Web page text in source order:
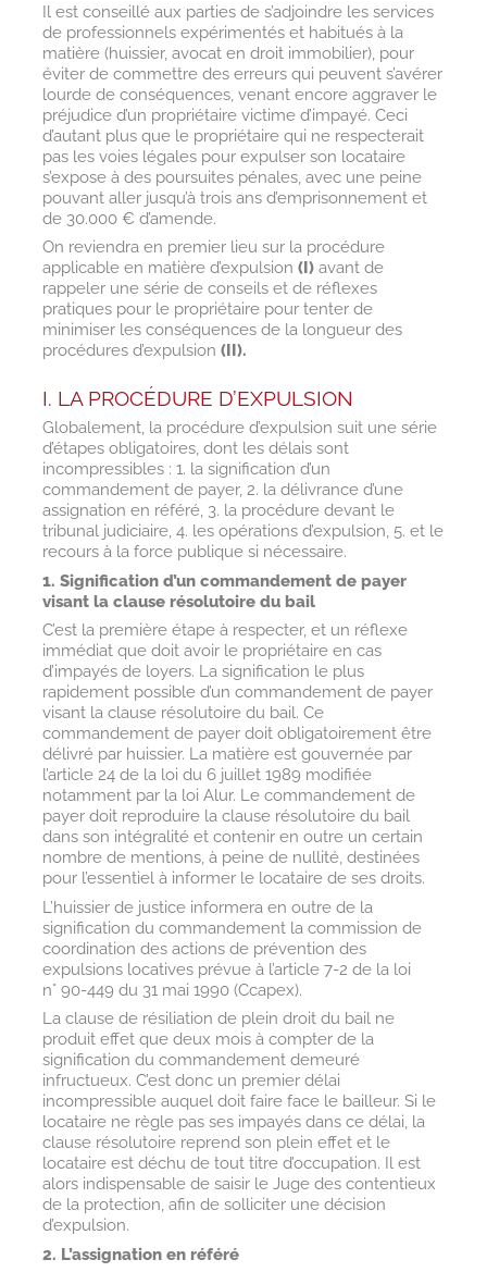
Il est conseillé aux parties de s’adjoindre les services
de professionnels expérimentés et habitués à la
matière (huissier, avocat en droit immobilier), pour
éviter de commettre des erreurs qui peuvent s’avérer
lourde de conséquences, venant encore aggraver le
préjudice d’un propriétaire victime d’impayé. Ceci
d’autant plus que le propriétaire qui ne respecterait
pas les voies légales pour expulser son locataire
s’expose à des poursuites pénales, avec une peine
pouvant aller jusqu’à trois ans d’emprisonnement et
de 30.000 € d’amende.
On reviendra en premier lieu sur la procédure
applicable en matière d’expulsion (I)avant de
rappeler une série de conseils et de réflexes
pratiques pour le propriétaire pour tenter de
minimiser les conséquences de la longueur des
procédures d’expulsion (II).
I. LA PROCÉDURE D’EXPULSION
Globalement, la procédure d’expulsion suit une série
d’étapes obligatoires, dont les délais sont
incompressibles : 1. la signification d’un
commandement de payer, 2. la délivrance d’une
assignation en référé, 3. la procédure devant le
tribunal judiciaire, 4. les opérations d’expulsion, 5. et le
recours à la force publique si nécessaire.
1. Signification d’un commandement de payer
visant la clause résolutoire du bail
C’est la première étape à respecter, et un réflexe
immédiat que doit avoir le propriétaire en cas
d’impayés de loyers. La signification le plus
rapidement possible d’un commandement de payer
visant la clause résolutoire du bail. Ce
commandement de payer doit obligatoirement être
délivré par huissier. La matière est gouvernée par
l’article 24 de la loi du 6 juillet 1989 modifiée
notamment par la loi Alur. Le commandement de
payer doit reproduire la clause résolutoire du bail
dans son intégralité et contenir en outre un certain
nombre de mentions, à peine de nullité, destinées
pour l’essentiel à informer le locataire de ses droits.
L’huissier de justice informera en outre de la
signification du commandement la commission de
coordination des actions de prévention des
expulsions locatives prévue à l’article 7-2 de la loi
n° 90-449 du 31 mai 1990 (Ccapex).
La clause de résiliation de plein droit du bail ne
produit effet que deux mois à compter de la
signification du commandement demeuré
infructueux. C’est donc un premier délai
incompressible auquel doit faire face le bailleur. Si le
locataire ne règle pas ses impayés dans ce délai, la
clause résolutoire reprend son plein effet et le
locataire est déchu de tout titre d’occupation. Il est
alors indispensable de saisir le Juge des contentieux
de la protection, afin de solliciter une décision
d’expulsion.
2. L’assignation en référé